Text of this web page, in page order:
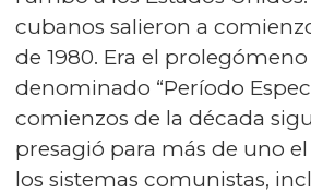
cubanos salieron a
de 1980. Era el
denominado “Período
comienzos de la década
presagió para más de uno
los sistemas comunistas,